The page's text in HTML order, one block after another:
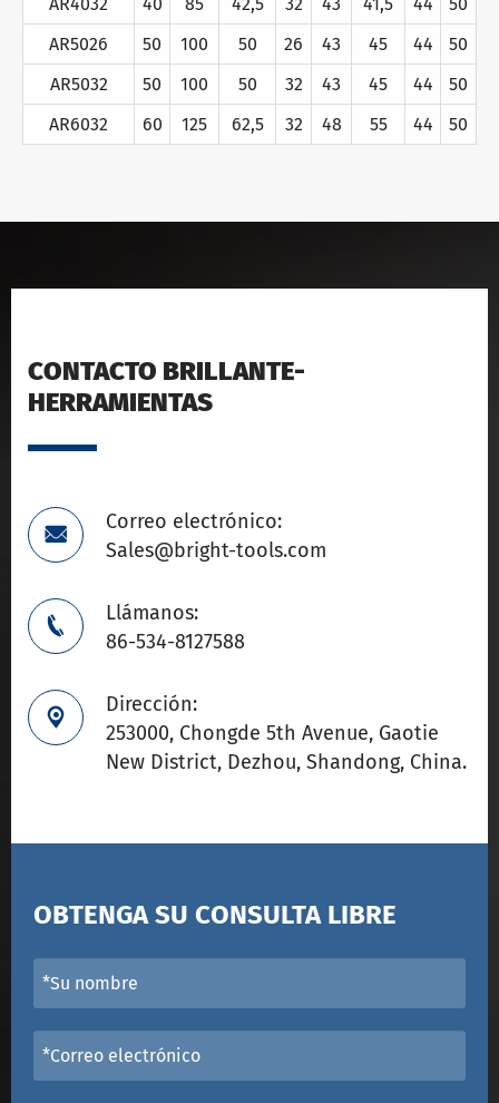
AR5026
50 100 50 26 43 45 44
50
AR5032
50 100 50 32 43 45 44
50
AR6032
60 125 62,5 32 48 55 44 50
CONTACTO BRILLANTE-
HERRAMIENTAS

Correo electrónico:
Sales@bright-tools.com

Llámanos:
86-534-8127588

Dirección:
253000, Chongde 5th Avenue, Gaotie
New District, Dezhou, Shandong, China.
OBTENGA SU CONSULTA LIBRE